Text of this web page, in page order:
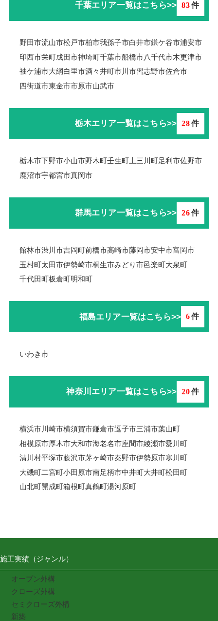
千葉エリア一覧はこちら>> 83件
野田市流山市松戸市柏市我孫子市白井市鎌ケ谷市浦安市
印西市栄町成田市神埼町千葉市船橋市八千代市木更津市
袖ケ浦市大網白里市酒々井町市川市習志野市佐倉市
四街道市東金市市原市山武市
栃木エリア一覧はこちら>> 28件
栃木市下野市小山市野木町壬生町上三川町足利市佐野市
鹿沼市宇都宮市真岡市
群馬エリア一覧はこちら>> 26件
館林市渋川市吉岡町前橋市高崎市藤岡市安中市富岡市
玉村町太田市伊勢崎市桐生市みどり市邑楽町大泉町
千代田町板倉町明和町
福島エリア一覧はこちら>> 6件
いわき市
神奈川エリア一覧はこちら>> 20件
横浜市川崎市横須賀市鎌倉市逗子市三浦市葉山町
相模原市厚木市大和市海老名市座間市綾瀬市愛川町
清川村平塚市藤沢市茅ヶ崎市秦野市伊勢原市寒川町
大磯町二宮町小田原市南足柄市中井町大井町松田町
山北町開成町箱根町真鶴町湯河原町
施工実績（ジャンル）
オープン外構
クローズ外構
セミクローズ外構
新築